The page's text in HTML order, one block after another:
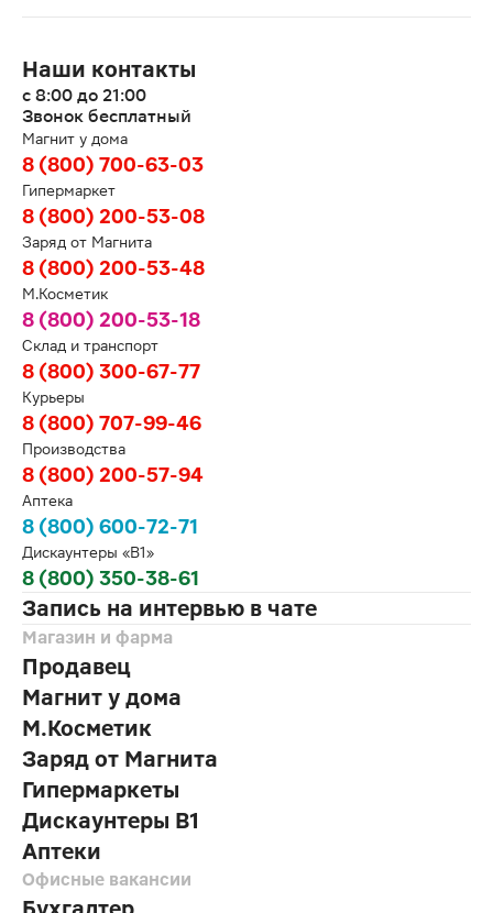
Наши контакты
с 8:00 до 21:00
Звонок бесплатный
Магнит у дома
8 (800) 700-63-03
Гипермаркет
8 (800) 200-53-08
Заряд от Магнита
8 (800) 200-53-48
М.Косметик
8 (800) 200-53-18
Склад и транспорт
8 (800) 300-67-77
Курьеры
8 (800) 707-99-46
Производства
8 (800) 200-57-94
Аптека
8 (800) 600-72-71
Дискаунтеры «В1»
8 (800) 350-38-61
Запись на интервью в чате
Магазин и фарма
Продавец
Магнит у дома
М.Косметик
Заряд от Магнита
Гипермаркеты
Дискаунтеры В1
Аптеки
Офисные вакансии